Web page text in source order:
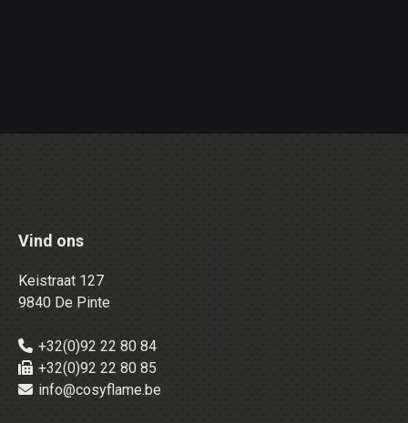
Vind ons
Keistraat 127
9840 De Pinte
+32(0)92 22 80 84
+32(0)92 22 80 85
info@cosyflame.be